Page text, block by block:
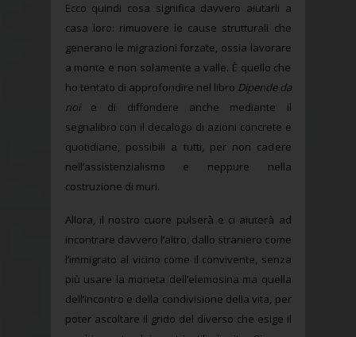
Ecco quindi cosa significa davvero aiutarli a
casa loro: rimuovere le cause strutturali che
generano le migrazioni forzate, ossia lavorare
a monte e non solamente a valle. È quello che
ho tentato di approfondire nel libro Dipende da
noi e di diffondere anche mediante il
segnalibro con il decalogo di azioni concrete e
quotidiane, possibili a tutti, per non cadere
nell’assistenzialismo e neppure nella
costruzione di muri.
Allora, il nostro cuore pulserà e ci aiuterà ad
incontrare davvero l’altro, dallo straniero come
l’immigrato al vicino come il convivente, senza
più usare la moneta dell’elemosina ma quella
dell’incontro e della condivisione della vita, per
poter ascoltare il grido del diverso che esige il